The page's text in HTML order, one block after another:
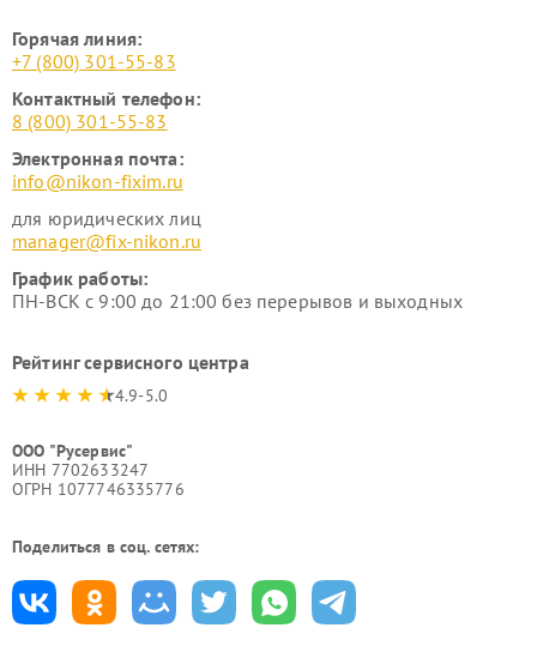
Горячая линия:
+7 (800) 301-55-83
Контактный телефон:
8 (800) 301-55-83
Электронная почта:
info@nikon-fixim.ru
для юридических лиц
manager@fix-nikon.ru
График работы:
ПН-ВСК с 9:00 до 21:00 без перерывов и выходных
Рейтинг сервисного центра
4.9-5.0
ООО "Русервис"
ИНН 7702633247
ОГРН 1077746335776
Поделиться в соц. сетях: